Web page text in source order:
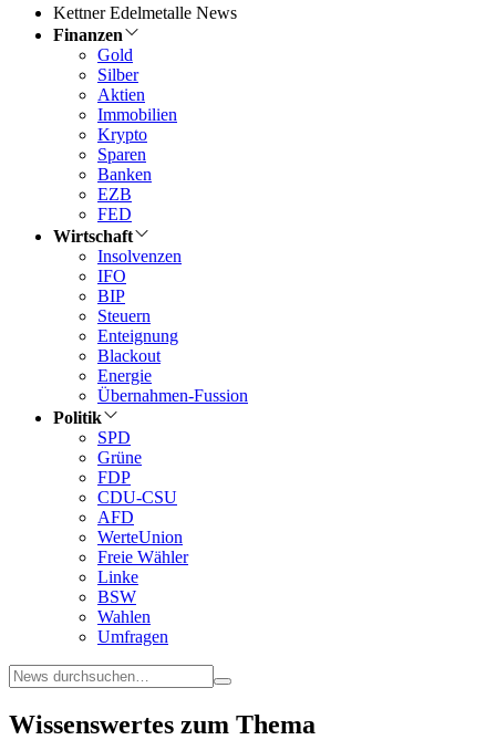
Kettner Edelmetalle News
Finanzen
Gold
Silber
Aktien
Immobilien
Krypto
Sparen
Banken
EZB
FED
Wirtschaft
Insolvenzen
IFO
BIP
Steuern
Enteignung
Blackout
Energie
Übernahmen-Fussion
Politik
SPD
Grüne
FDP
CDU-CSU
AFD
WerteUnion
Freie Wähler
Linke
BSW
Wahlen
Umfragen
Wissenswertes zum Thema